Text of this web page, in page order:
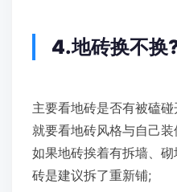
4.地砖换不换
主要看地砖是否有被磕
就要看地砖风格与自己
如果地砖挨着有拆墙、
砖是建议拆了重新铺;